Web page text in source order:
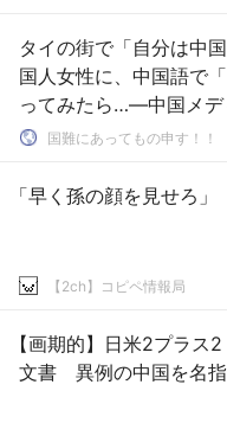
タイの街で「自分は中
国人女性に、中国語で
国難にあってもの申す！！
「早く孫の顔を見せろ
【2ch】コピペ情報局
【画期的】日米2プラス
文書 異例の中国を名指